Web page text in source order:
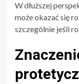
W dłuższej
może okazać się
szczególnie jeśli